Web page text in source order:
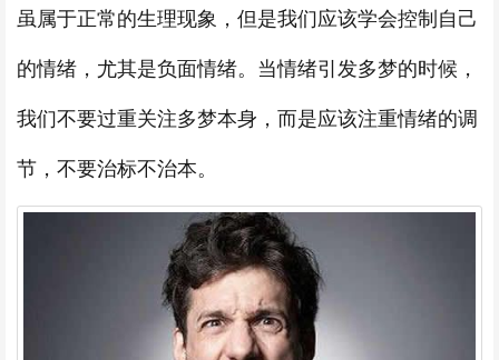
虽属于正常的生理现象，但是我们应该学会控制自己
的情绪，尤其是负面情绪。当情绪引发多梦的时候，
我们不要过重关注多梦本身，而是应该注重情绪的调
节，不要治标不治本。